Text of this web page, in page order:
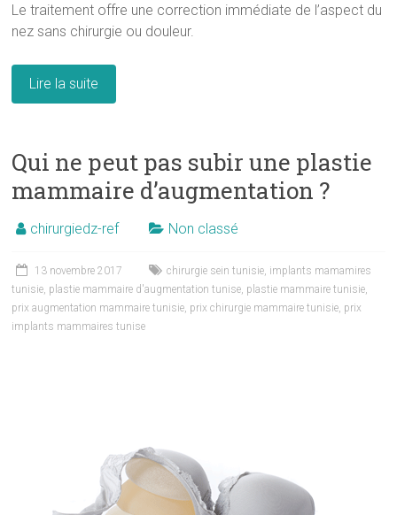
Le traitement offre une correction immédiate de l’aspect du
nez sans chirurgie ou douleur.
Lire la suite
Qui ne peut pas subir une plastie
mammaire d’augmentation ?
chirurgiedz-ref Non classé
13 novembre 2017 chirurgie sein tunisie implants mamamires
tunisie plastie mammaire d'augmentation tunise plastie mammaire tunisie
prix augmentation mammaire tunisie prix chirurgie mammaire tunisie prix
implants mammaires tunise